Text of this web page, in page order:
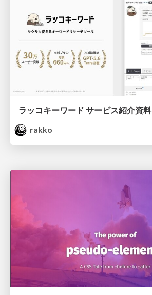
ラッコキーワード サービス紹介資料
rakko